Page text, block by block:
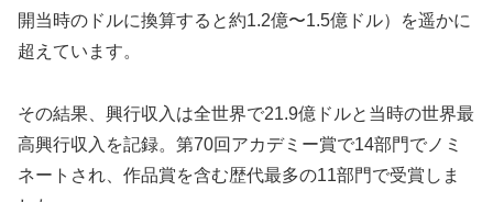
開当時のドルに換算すると約1.2億〜1.5億ドル）を遥かに
超えています。
その結果、興行収入は全世界で21.9億ドルと当時の世界最
高興行収入を記録。第70回アカデミー賞で14部門でノミ
ネートされ、作品賞を含む歴代最多の11部門で受賞しま